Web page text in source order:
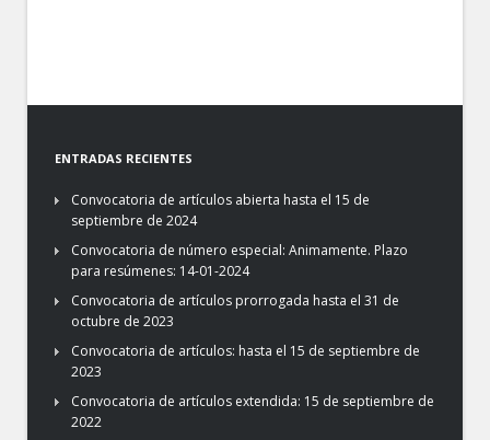
ENTRADAS RECIENTES
Convocatoria de artículos abierta hasta el 15 de
septiembre de 2024
Convocatoria de número especial: Animamente. Plazo
para resúmenes: 14-01-2024
Convocatoria de artículos prorrogada hasta el 31 de
octubre de 2023
Convocatoria de artículos: hasta el 15 de septiembre de
2023
Convocatoria de artículos extendida: 15 de septiembre de
2022